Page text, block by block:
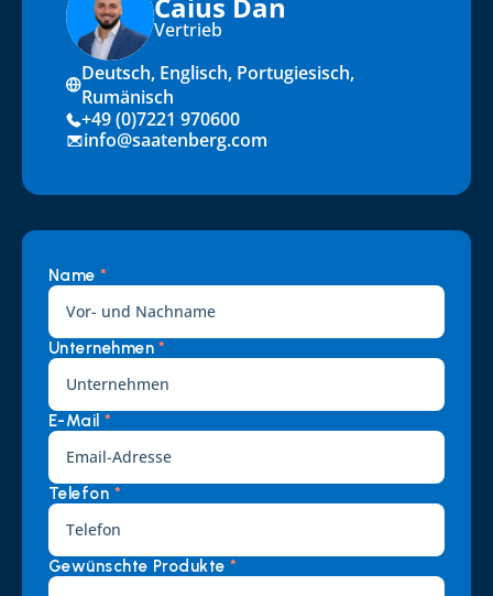
Vertrieb
Deutsch, Englisch, Portugiesisch,
Rumänisch
+49 (0)7221 970600
info@saatenberg.com
Name *
Unternehmen *
E-Mail *
Telefon *
Gewünschte Produkte *